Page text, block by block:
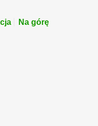
Na górę